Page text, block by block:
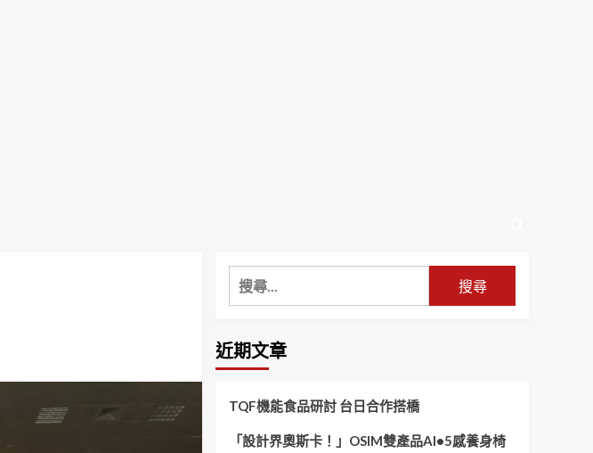
搜
尋
鍵
字:
近期文章
TQF機能食品研討 台日合作搭橋
「設計界奧斯卡！」OSIM雙產品AI•5感養身椅